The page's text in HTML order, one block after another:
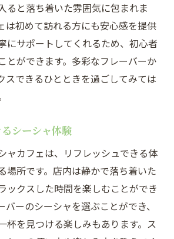
ると落ち着いた雰囲気に包まれま
は初めて訪れる方にも安心感を提供
にサポートしてくれるため、初心者
とができます。多彩なフレーバーか
スできるひとときを過ごしてみては
シーシャ体験
ャカフェは、リフレッシュできる体
場所です。店内は静かで落ち着いた
ックスした時間を楽しむことができ
バーのシーシャを選ぶことができ、
杯を見つける楽しみもあります。ス